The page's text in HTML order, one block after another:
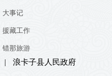
大事记
援藏工作
错那旅游
|
浪卡子县人民政府